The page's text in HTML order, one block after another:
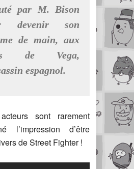
par M. Bison
devenir son
de main, aux
de Vega,
espagnol.
sont rarement
l’impression d’être
de Street Fighter !